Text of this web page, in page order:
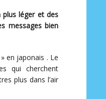
léger et des
messages bien
en japonais . Le
qui cherchent
plus dans l’air